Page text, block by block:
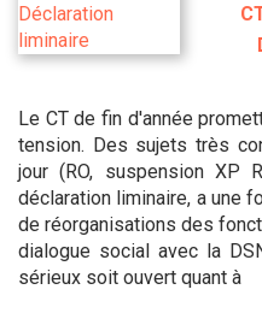
Le CT de fin d'année
tension. Des sujets très
jour (RO, suspension XP
déclaration liminaire, a une
de réorganisations des
dialogue social avec la
sérieux soit ouvert quant à